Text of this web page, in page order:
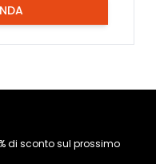
di sconto sul prossimo